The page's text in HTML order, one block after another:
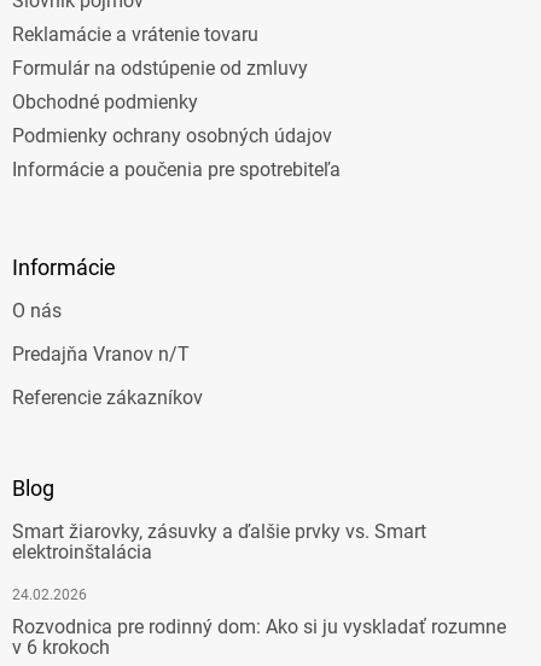
Reklamácie a vrátenie tovaru
Formulár na odstúpenie od zmluvy
Obchodné podmienky
Podmienky ochrany osobných údajov
Informácie a poučenia pre spotrebiteľa
Informácie
O nás
Predajňa Vranov n/T
Referencie zákazníkov
Blog
Smart žiarovky, zásuvky a ďalšie prvky vs. Smart
elektroinštalácia
24.02.2026
Rozvodnica pre rodinný dom: Ako si ju vyskladať rozumne
v 6 krokoch